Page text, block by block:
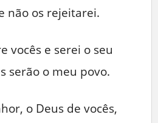
não os rejeitarei.
vocês e serei o seu
serão o meu povo.
o Deus de vocês,